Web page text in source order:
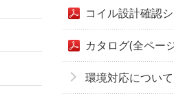
コイル設計確認
カタログ(全ペー
環境対応について